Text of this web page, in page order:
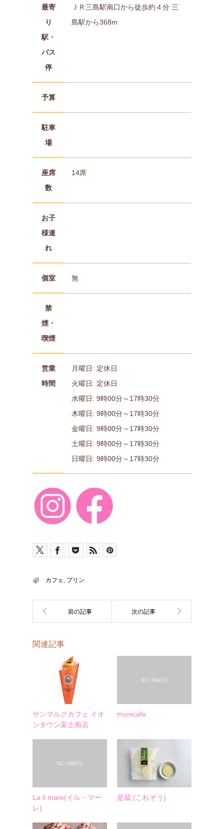
最寄
り
駅・
バス
停
ＪＲ三島駅南口から徒歩約４分 三
島駅から368m
予算
駐車
場
座席
数
14席
お子
様連
れ
個室 無
禁
煙・
喫煙
営業
時間
月曜日: 定休日
火曜日: 定休日
水曜日: 9時00分～17時30分
木曜日: 9時00分～17時30分
金曜日: 9時00分～17時30分
土曜日: 9時00分～17時30分
日曜日: 9時00分～17時30分
カフェ, プリン
関連記事
サンマルクカフェ イオ
ンタウン富士南店
municafe
La il mare(イル・マー
レ)
是蔵 (これぞう)